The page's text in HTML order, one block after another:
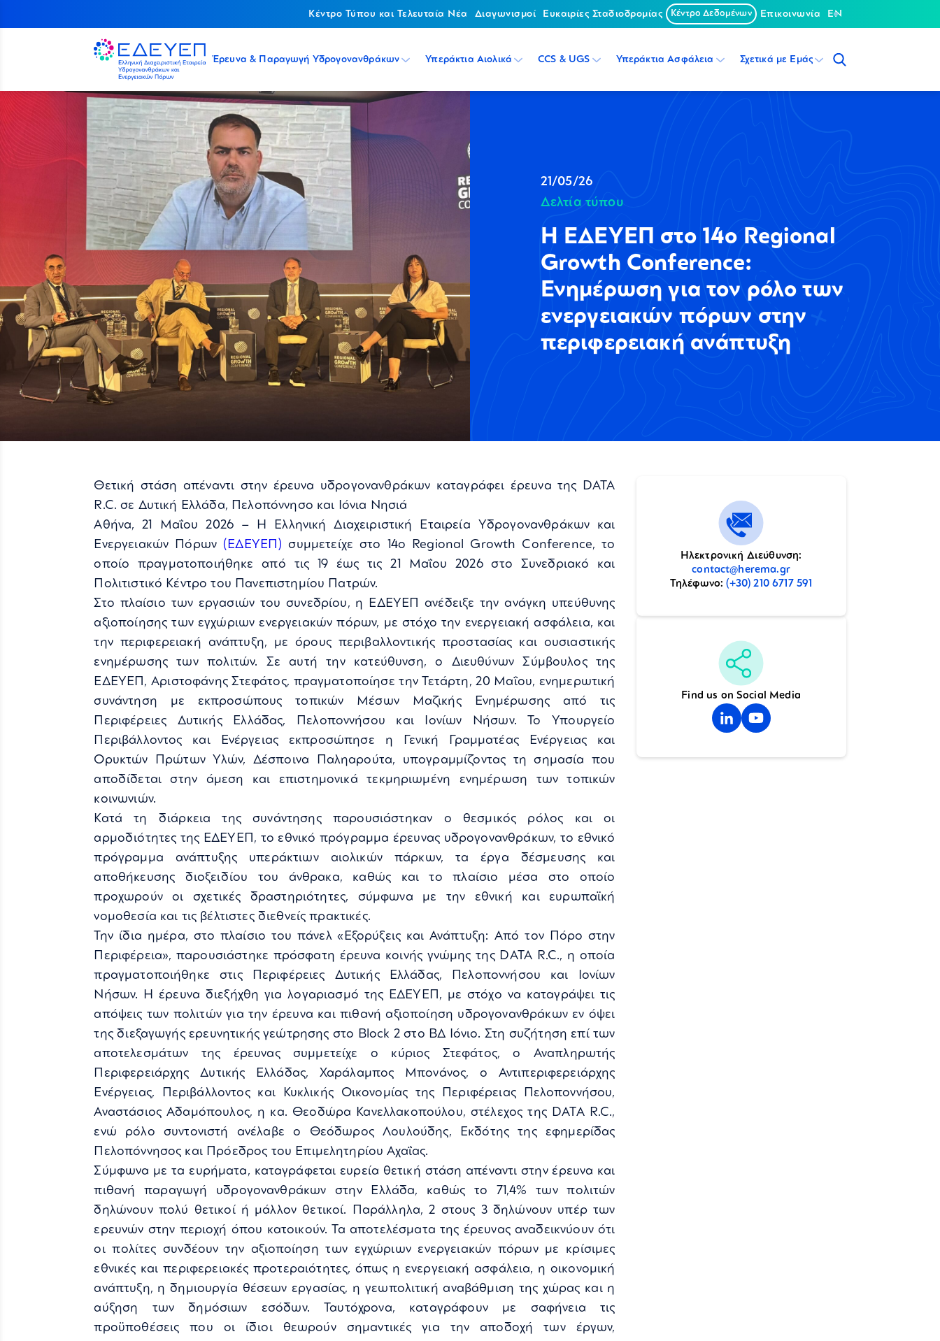
Κέντρο Τύπου και Τελευταία Νέα Διαγωνισμοί Ευκαιρίες Σταδιοδρομίας Κέντρο Δεδομένων Επικοινωνία EN
Έρευνα & Παραγωγή Υδρογονανθράκων Υπεράκτια Αιολικά CCS & UGS Υπεράκτια Ασφάλεια Σχετικά με Εμάς
21/05/26
Δελτία τύπου
Η ΕΔΕΥΕΠ στο 14ο Regional
Growth Conference:
Ενημέρωση για τον ρόλο των
ενεργειακών πόρων στην
περιφερειακή ανάπτυξη
Θετική στάση απέναντι στην έρευνα υδρογονανθράκων καταγράφει έρευνα της DATA
R.C. σε Δυτική Ελλάδα, Πελοπόννησο και Ιόνια Νησιά
Αθήνα, 21 Μαΐου 2026 – Η Ελληνική Διαχειριστική Εταιρεία Υδρογονανθράκων και
Ενεργειακών Πόρων (ΕΔΕΥΕΠ) συμμετείχε στο 14ο Regional Growth Conference, το
οποίο πραγματοποιήθηκε από τις 19 έως τις 21 Μαΐου 2026 στο Συνεδριακό και
Πολιτιστικό Κέντρο του Πανεπιστημίου Πατρών.
Στο πλαίσιο των εργασιών του συνεδρίου, η ΕΔΕΥΕΠ ανέδειξε την ανάγκη υπεύθυνης
αξιοποίησης των εγχώριων ενεργειακών πόρων, με στόχο την ενεργειακή ασφάλεια, και
την περιφερειακή ανάπτυξη, με όρους περιβαλλοντικής προστασίας και ουσιαστικής
ενημέρωσης των πολιτών. Σε αυτή την κατεύθυνση, ο Διευθύνων Σύμβουλος της
ΕΔΕΥΕΠ, Αριστοφάνης Στεφάτος, πραγματοποίησε την Τετάρτη, 20 Μαΐου, ενημερωτική
συνάντηση με εκπροσώπους τοπικών Μέσων Μαζικής Ενημέρωσης από τις
Περιφέρειες Δυτικής Ελλάδας, Πελοποννήσου και Ιονίων Νήσων. Το Υπουργείο
Περιβάλλοντος και Ενέργειας εκπροσώπησε η Γενική Γραμματέας Ενέργειας και
Ορυκτών Πρώτων Υλών, Δέσποινα Παληαρούτα, υπογραμμίζοντας τη σημασία που
αποδίδεται στην άμεση και επιστημονικά τεκμηριωμένη ενημέρωση των τοπικών
κοινωνιών.
Κατά τη διάρκεια της συνάντησης παρουσιάστηκαν ο θεσμικός ρόλος και οι
αρμοδιότητες της ΕΔΕΥΕΠ, το εθνικό πρόγραμμα έρευνας υδρογονανθράκων, το εθνικό
πρόγραμμα ανάπτυξης υπεράκτιων αιολικών πάρκων, τα έργα δέσμευσης και
αποθήκευσης διοξειδίου του άνθρακα, καθώς και το πλαίσιο μέσα στο οποίο
προχωρούν οι σχετικές δραστηριότητες, σύμφωνα με την εθνική και ευρωπαϊκή
νομοθεσία και τις βέλτιστες διεθνείς πρακτικές.
Την ίδια ημέρα, στο πλαίσιο του πάνελ «Εξορύξεις και Ανάπτυξη: Από τον Πόρο στην
Περιφέρεια», παρουσιάστηκε πρόσφατη έρευνα κοινής γνώμης της DATA R.C., η οποία
πραγματοποιήθηκε στις Περιφέρειες Δυτικής Ελλάδας, Πελοποννήσου και Ιονίων
Νήσων. Η έρευνα διεξήχθη για λογαριασμό της ΕΔΕΥΕΠ, με στόχο να καταγράψει τις
απόψεις των πολιτών για την έρευνα και πιθανή αξιοποίηση υδρογονανθράκων εν όψει
της διεξαγωγής ερευνητικής γεώτρησης στο Block 2 στο ΒΔ Ιόνιο. Στη συζήτηση επί των
αποτελεσμάτων της έρευνας συμμετείχε ο κύριος Στεφάτος, ο Αναπληρωτής
Περιφερειάρχης Δυτικής Ελλάδας, Χαράλαμπος Μπονάνος, ο Αντιπεριφερειάρχης
Ενέργειας, Περιβάλλοντος και Κυκλικής Οικονομίας της Περιφέρειας Πελοποννήσου,
Αναστάσιος Αδαμόπουλος, η κα. Θεοδώρα Κανελλακοπούλου, στέλεχος της DATA R.C.,
ενώ ρόλο συντονιστή ανέλαβε ο Θεόδωρος Λουλούδης, Εκδότης της εφημερίδας
Πελοπόννησος και Πρόεδρος του Επιμελητηρίου Αχαΐας.
Σύμφωνα με τα ευρήματα, καταγράφεται ευρεία θετική στάση απέναντι στην έρευνα και
πιθανή παραγωγή υδρογονανθράκων στην Ελλάδα, καθώς το 71,4% των πολιτών
δηλώνουν πολύ θετικοί ή μάλλον θετικοί. Παράλληλα, 2 στους 3 δηλώνουν υπέρ των
ερευνών στην περιοχή όπου κατοικούν. Τα αποτελέσματα της έρευνας αναδεικνύουν ότι
οι πολίτες συνδέουν την αξιοποίηση των εγχώριων ενεργειακών πόρων με κρίσιμες
εθνικές και περιφερειακές προτεραιότητες, όπως η ενεργειακή ασφάλεια, η οικονομική
ανάπτυξη, η δημιουργία θέσεων εργασίας, η γεωπολιτική αναβάθμιση της χώρας και η
αύξηση των δημόσιων εσόδων. Ταυτόχρονα, καταγράφουν με σαφήνεια τις
προϋποθέσεις που οι ίδιοι θεωρούν σημαντικές για την αποδοχή των έργων,
Ηλεκτρονική Διεύθυνση:
contact@herema.gr
Τηλέφωνο:(+30) 210 6717 591
Find us on Social Media